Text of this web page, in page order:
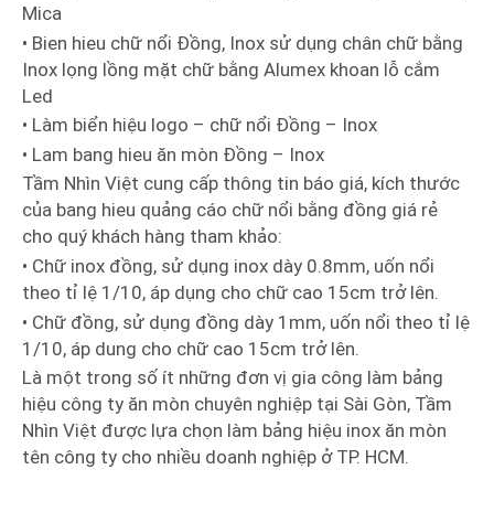
Mica
• Bien hieu chữ nổi Đồng, Inox sử dụng chân chữ bằng
Inox lọng lồng mặt chữ bằng Alumex khoan lỗ cắm
Led
• Làm biển hiệu logo – chữ nổi Đồng – Inox
• Lam bang hieu ăn mòn Đồng – Inox
Tầm Nhìn Việt cung cấp thông tin báo giá, kích thước
của bang hieu quảng cáo chữ nổi bằng đồng giá rẻ
cho quý khách hàng tham khảo:
• Chữ inox đồng, sử dụng inox dày 0.8mm, uốn nổi
theo tỉ lệ 1/10, áp dụng cho chữ cao 15cm trở lên.
• Chữ đồng, sử dụng đồng dày 1mm, uốn nổi theo tỉ lệ
1/10, áp dung cho chữ cao 15cm trở lên.
Là một trong số ít những đơn vị gia công làm bảng
hiệu công ty ăn mòn chuyên nghiệp tại Sài Gòn, Tầm
Nhìn Việt được lựa chọn làm bảng hiệu inox ăn mòn
tên công ty cho nhiều doanh nghiệp ở TP. HCM.